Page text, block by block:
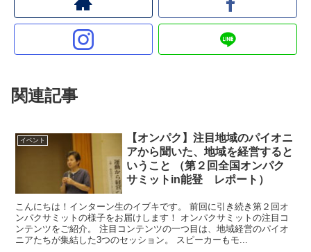
関連記事
イベント
【オンパク】注目地域のパイオニ
アから聞いた、地域を経営すると
いうこと （第２回全国オンパク
サミットin能登 レポート）
こんにちは！インターン生のイブキです。 前回に引き続き第２回オ
ンパクサミットの様子をお届けします！ オンパクサミットの注目コ
ンテンツをご紹介。 注目コンテンツの一つ目は、地域経営のパイオ
ニアたちが集結した3つのセッション。 スピーカーもモ...